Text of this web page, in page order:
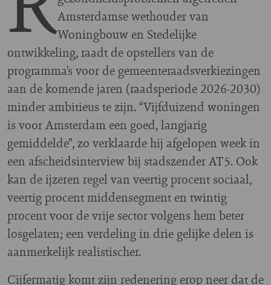
Amsterdamse wethouder van
Woningbouw en Stedelijke
ontwikkeling, raadt de opstellers van de
programma’s voor de gemeenteraadsverkiezingen
aan de komende jaren (raadsperiode 2026-2030)
minder ambitieus te zijn. “Vijfduizend woningen
is voor Amsterdam een goed, langjarig
gemiddelde”, zo verklaarde hij afgelopen week in
een afscheidsinterview bij stadszender AT5. Ook
kan de ijzeren regel van veertig procent sociaal,
veertig procent middensegment en twintig
procent voor de vrije sector volgens hem beter
losgelaten; een verdeling in drie gelijke delen is
aanmerkelijk realistischer.
Cijfermatig komt zijn redenering erop neer dat de